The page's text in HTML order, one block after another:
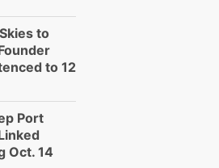
”的印
将教
视线｜“入侵”还是“人道危
飞地休达
to
to 12
Port
Oct. 14